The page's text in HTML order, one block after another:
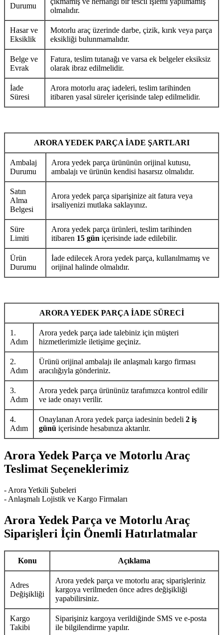
Durumu
olmalıdır.
Hasar ve
Eksiklik
Motorlu araç üzerinde darbe, çizik, kırık veya parça
eksikliği bulunmamalıdır.
Belge ve
Evrak
Fatura, teslim tutanağı ve varsa ek belgeler eksiksiz
olarak ibraz edilmelidir.
İade
Süresi
Arora motorlu araç iadeleri, teslim tarihinden
itibaren yasal süreler içerisinde talep edilmelidir.
ARORA YEDEK PARÇA İADE ŞARTLARI
Ambalaj
Durumu
Arora yedek parça ürününün orijinal kutusu,
ambalajı ve ürünün kendisi hasarsız olmalıdır.
Satın
Alma
Belgesi
Arora yedek parça siparişinize ait fatura veya
irsaliyenizi mutlaka saklayınız.
Süre
Limiti
Arora yedek parça ürünleri, teslim tarihinden
itibaren 15 gün içerisinde iade edilebilir.
Ürün
Durumu
İade edilecek Arora yedek parça, kullanılmamış ve
orijinal halinde olmalıdır.
ARORA YEDEK PARÇA İADE SÜRECİ
1.
Adım
Arora yedek parça iade talebiniz için müşteri
hizmetlerimizle iletişime geçiniz.
2.
Adım
Ürünü orijinal ambalajı ile anlaşmalı kargo firması
aracılığıyla gönderiniz.
3.
Adım
Arora yedek parça ürününüz tarafımızca kontrol edilir
ve iade onayı verilir.
4.
Adım
Onaylanan Arora yedek parça iadesinin bedeli 2 iş
günü içerisinde hesabınıza aktarılır.
Arora Yedek Parça ve Motorlu Araç
Teslimat Seçeneklerimiz
- Arora Yetkili Şubeleri
- Anlaşmalı Lojistik ve Kargo Firmaları
Arora Yedek Parça ve Motorlu Araç
Siparişleri İçin Önemli Hatırlatmalar
Konu Açıklama
Adres
Değişikliği
Arora yedek parça ve motorlu araç siparişleriniz
kargoya verilmeden önce adres değişikliği
yapabilirsiniz.
Kargo
Takibi
Siparişiniz kargoya verildiğinde SMS ve e-posta
ile bilgilendirme yapılır.